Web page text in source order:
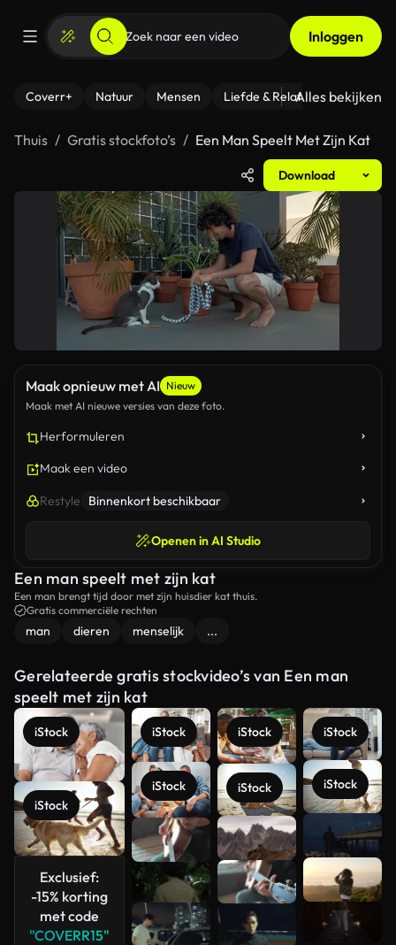
Inloggen
Coverr+ Natuur Mensen Liefde & Relaties - Fitness
Alles bekijken
Thuis Gratis stockfoto’s Een Man Speelt Met Zijn Kat
Download
Maak opnieuw met AI Nieuw
Maak met AI nieuwe versies van deze foto.
Herformuleren
Maak een video
Restyle Binnenkort beschikbaar
Openen in AI Studio
Een man speelt met zijn kat
Een man brengt tijd door met zijn huisdier kat thuis.
Gratis commerciële rechten
man dieren menselijk ...
Gerelateerde gratis stockvideo’s van Een man
speelt met zijn kat
iStock
iStock
Exclusief:
-15% korting
met code
"COVERR15"
iStock
iStock
iStock
iStock
iStock
iStock
Meer
bekijken